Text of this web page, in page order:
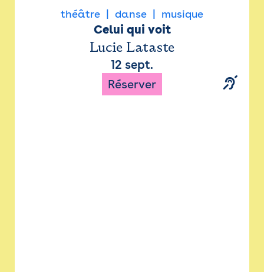
théâtre danse musique
Celui qui voit
Lucie Lataste
12 sept.
Réserver